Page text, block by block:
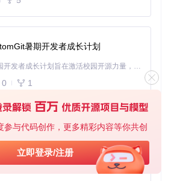
参与代码创作，更多精彩内容等你共创
立即登录/注册
双击运行OpCore-Simplify.bat
户：终端执行OpCore-Simplify.com
前建议关闭杀毒软件，部分安全软件可
暑期开发者成长计划
「源启盛夏」暑期校园开发者成长计划旨在激活校园开源力量，通过积分激励、认证扶持、资源倾斜等形式，引导高校组织和开发者完成「入驻 — 建项目 — 做贡献 — 获认证 — 得资源」的完整闭环。无论你是想带领社团入驻平台的组织者，还是希望用代码贡献证明自己的开发者，都能在这里找到属于你的成长路径。
0 1
基于Python的Xiaozhi AI，适用于想要完整Xiaozhi体验而无需拥有专用硬件的用户。
1